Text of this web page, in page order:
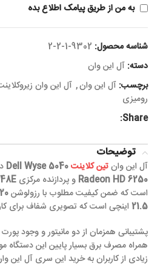
به من از طریق پیامک اطلاع بده
شناسه محصول: 9302-1-2-2
دسته: آل این وان
برچسب: آل این وان, آل این وان
رومیزی
Share:
توضیحات
آل این وانتین کلاینتDell Wyse 5040
Radeon HD 6250 و پردازنده مرکزی
است که ضمن کیفیت مطلوب با رزولوشن
21.5 اینچی است که تصویری شفاف برای
پشتیبانی همزمان از دو مانیتور و وجود
همراه مصرف برق بسیار پایین این دستگاه
زیادی از کاربران به خرید این سری آل این